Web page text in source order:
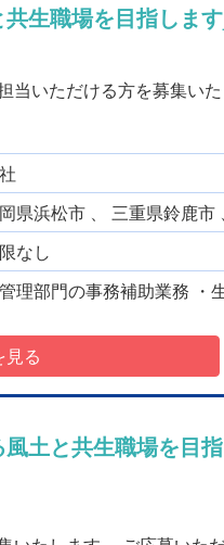
生職場を目指しま
当いただける方を募集い
県浜松市 、 三重県鈴鹿市
なし
管理部門の事務補助業務 ・
見る
土と共生職場を目